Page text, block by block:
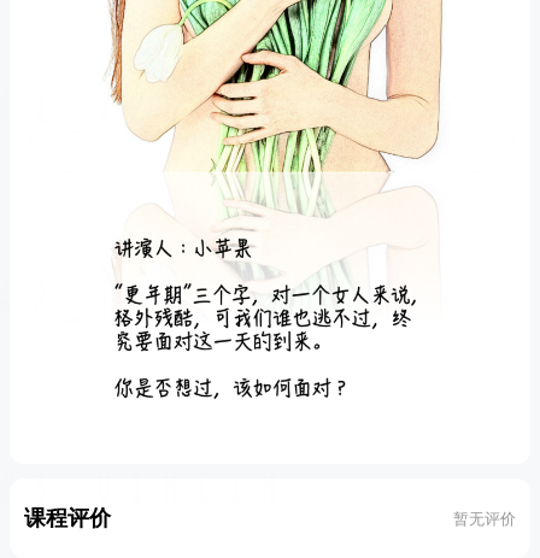
课程评价 暂无评价